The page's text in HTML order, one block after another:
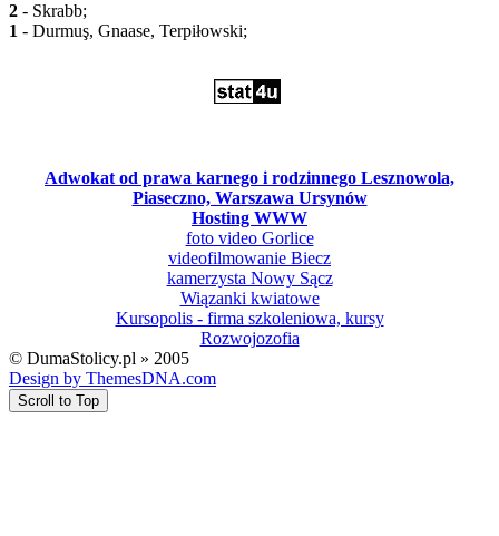
2 - Skrabb;
1 - Durmuş, Gnaase, Terpiłowski;
Adwokat od prawa karnego i rodzinnego Lesznowola,
Piaseczno, Warszawa Ursynów
Hosting WWW
foto video Gorlice
videofilmowanie Biecz
kamerzysta Nowy Sącz
Wiązanki kwiatowe
Kursopolis - firma szkoleniowa, kursy
Rozwojozofia
© DumaStolicy.pl » 2005
Design by ThemesDNA.com
Scroll to Top